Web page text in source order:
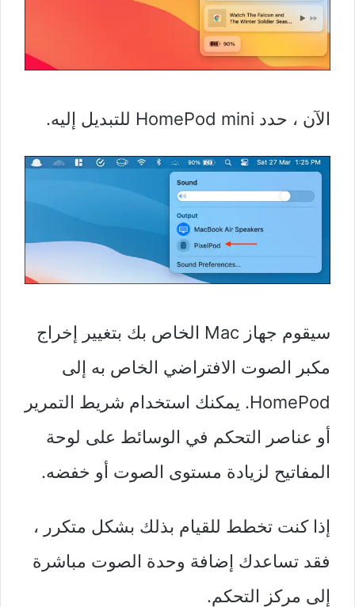
الآن ، حدد HomePod mini للتبديل إليه.
سيقوم جهاز Mac الخاص بك بتغيير إخراج
مكبر الصوت الافتراضي الخاص به إلى
HomePod. يمكنك استخدام شريط التمرير
أو عناصر التحكم في الوسائط على لوحة
المفاتيح لزيادة مستوى الصوت أو خفضه.
إذا كنت تخطط للقيام بذلك بشكل متكرر ،
فقد تساعدك إضافة وحدة الصوت مباشرة
إلى مركز التحكم.